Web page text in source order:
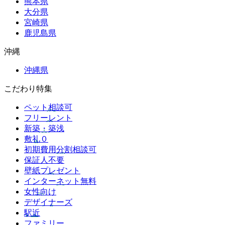
大分県
宮崎県
鹿児島県
沖縄
沖縄県
こだわり特集
ペット相談可
フリーレント
新築・築浅
敷礼０
初期費用分割相談可
保証人不要
壁紙プレゼント
インターネット無料
女性向け
デザイナーズ
駅近
ファミリー